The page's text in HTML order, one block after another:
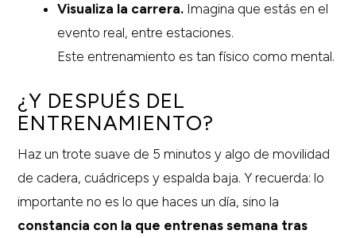
Visualiza la carrera. Imagina que estás en el
evento real, entre estaciones.
Este entrenamiento es tan físico como mental.
¿Y DESPUÉS DEL
ENTRENAMIENTO?
Haz un trote suave de 5 minutos y algo de movilidad
de cadera, cuádriceps y espalda baja. Y recuerda: lo
importante no es lo que haces un día, sino la
constancia con la que entrenas semana tras